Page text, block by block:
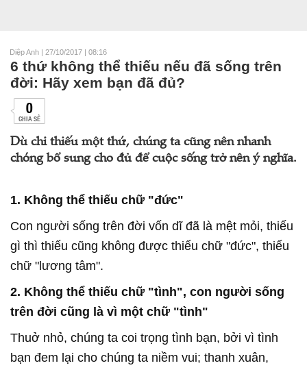
Diệp Anh | 27/10/2017 | 08:16
6 thứ không thể thiếu nếu đã sống trên
đời: Hãy xem bạn đã đủ?
0
CHIA SẺ
Dù chỉ thiếu một thứ, chúng ta cũng nên nhanh
chóng bổ sung cho đủ để cuộc sống trở nên ý nghĩa.
1. Không thể thiếu chữ "đức"
Con người sống trên đời vốn dĩ đã là mệt mỏi, thiếu
gì thì thiếu cũng không được thiếu chữ "đức", thiếu
chữ "lương tâm".
2. Không thể thiếu chữ "tình", con người sống
trên đời cũng là vì một chữ "tình"
Thuở nhỏ, chúng ta coi trọng tình bạn, bởi vì tình
bạn đem lại cho chúng ta niềm vui; thanh xuân,